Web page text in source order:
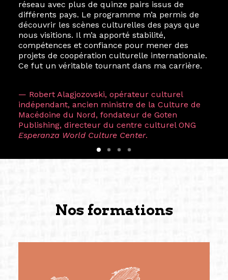
réseau avec plus de quinze pairs issus de
différents pays. Le programme m’a permis de
découvrir les scènes culturelles des pays que
nous visitions. Il m’a apporté stabilité,
compétences et confiance pour mener des
projets de coopération culturelle internationale.
Ce fut un véritable tournant dans ma carrière.
— Robert Alagjozovski, opérateur culturel
indépendant, ancien ministre de la Culture de
Macédoine du Nord, fondateur de Goten
Publishing, directeur du centre culturel ONG
Esperanza World Culture Center.
Nos formations